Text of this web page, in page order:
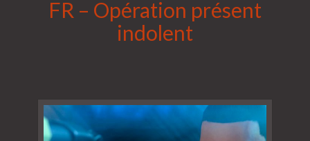
FR – Opération présent
indolent